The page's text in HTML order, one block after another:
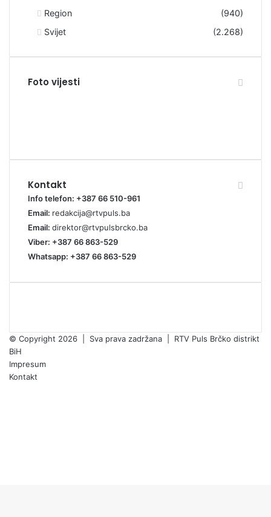
Region
(940)
Svijet
(2.268)
Foto vijesti
Kontakt
Info telefon: +387 66 510-961
Email: redakcija@rtvpuls.ba
Email: direktor@rtvpulsbrcko.ba
Viber: +387 66 863-529
Whatsapp: +387 66 863-529
© Copyright 2026 | Sva prava zadržana | RTV Puls Brčko distrikt
BiH
Impresum
Kontakt